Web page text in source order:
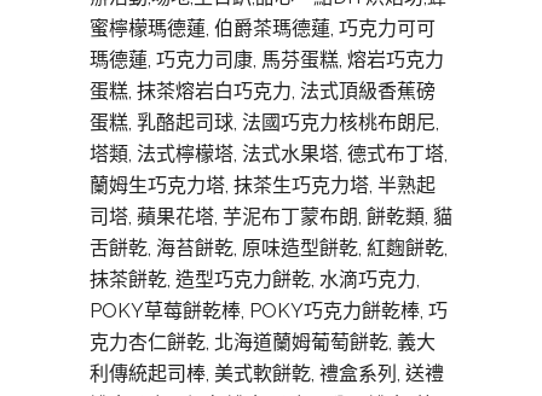
蜜檸檬瑪德蓮, 伯爵茶瑪德蓮, 巧克力可可
瑪德蓮, 巧克力司康, 馬芬蛋糕, 熔岩巧克力
蛋糕, 抹茶熔岩白巧克力, 法式頂級香蕉磅
蛋糕, 乳酪起司球, 法國巧克力核桃布朗尼,
塔類, 法式檸檬塔, 法式水果塔, 德式布丁塔,
蘭姆生巧克力塔, 抹茶生巧克力塔, 半熟起
司塔, 蘋果花塔, 芋泥布丁蒙布朗, 餅乾類, 貓
舌餅乾, 海苔餅乾, 原味造型餅乾, 紅麴餅乾,
抹茶餅乾, 造型巧克力餅乾, 水滴巧克力,
POKY草莓餅乾棒, POKY巧克力餅乾棒, 巧
克力杏仁餅乾, 北海道蘭姆葡萄餅乾, 義大
利傳統起司棒, 美式軟餅亁, 禮盒系列, 送禮